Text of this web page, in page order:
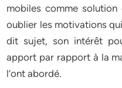
mobiles comme
oublier les motivations
dit sujet, son intérêt
apport par rapport à la
l’ont abordé.